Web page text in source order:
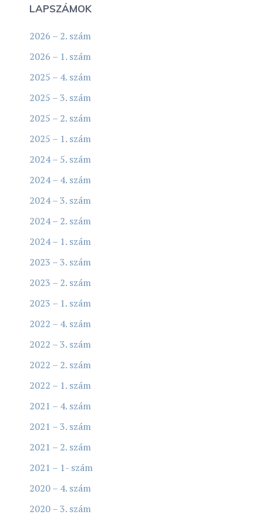
LAPSZÁMOK
2026 – 2. szám
2026 – 1. szám
2025 – 4. szám
2025 – 3. szám
2025 – 2. szám
2025 – 1. szám
2024 – 5. szám
2024 – 4. szám
2024 – 3. szám
2024 – 2. szám
2024 – 1. szám
2023 – 3. szám
2023 – 2. szám
2023 – 1. szám
2022 – 4. szám
2022 – 3. szám
2022 – 2. szám
2022 – 1. szám
2021 – 4. szám
2021 – 3. szám
2021 – 2. szám
2021 – 1- szám
2020 – 4. szám
2020 – 3. szám